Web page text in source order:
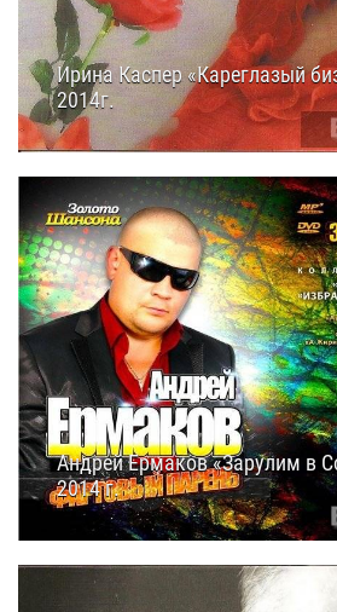
Ирина Каспер «Кареглазый
2014г.
08.10.2014 16:30
Андрей Ермаков «Зарулим в
2014 г.
19.09.201416:40